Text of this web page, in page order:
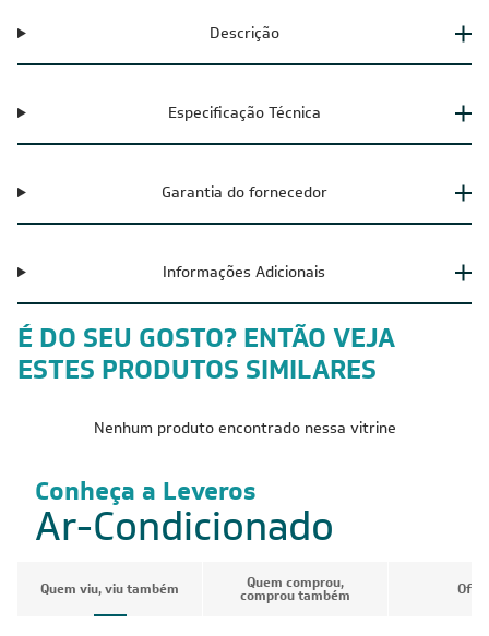
Descrição
Especificação Técnica
Garantia do fornecedor
Informações Adicionais
É DO SEU GOSTO? ENTÃO VEJA
ESTES PRODUTOS SIMILARES
Nenhum produto encontrado nessa vitrine
Conheça a Leveros
Ar-Condicionado
Quem viu, viu também Quem comprou,
comprou também